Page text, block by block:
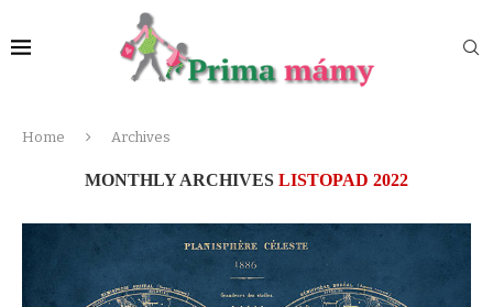
Home Archives
MONTHLY ARCHIVES LISTOPAD 2022